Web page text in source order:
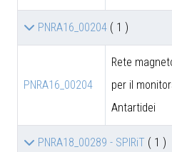
PNRA16_00204 ( 1 )
PNRA16_00204
Rete
per il
Antartidei
PNRA18_00289 - SPIRiT ( 1 )